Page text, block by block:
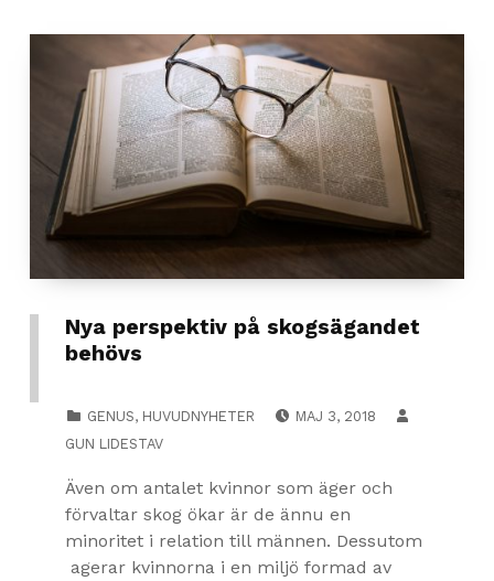
Nya perspektiv på skogsägandet
behövs
GENUS, HUVUDNYHETER
MAJ 3, 2018
GUN LIDESTAV
Även om antalet kvinnor som äger och
förvaltar skog ökar är de ännu en
minoritet i relation till männen. Dessutom
agerar kvinnorna i en miljö formad av